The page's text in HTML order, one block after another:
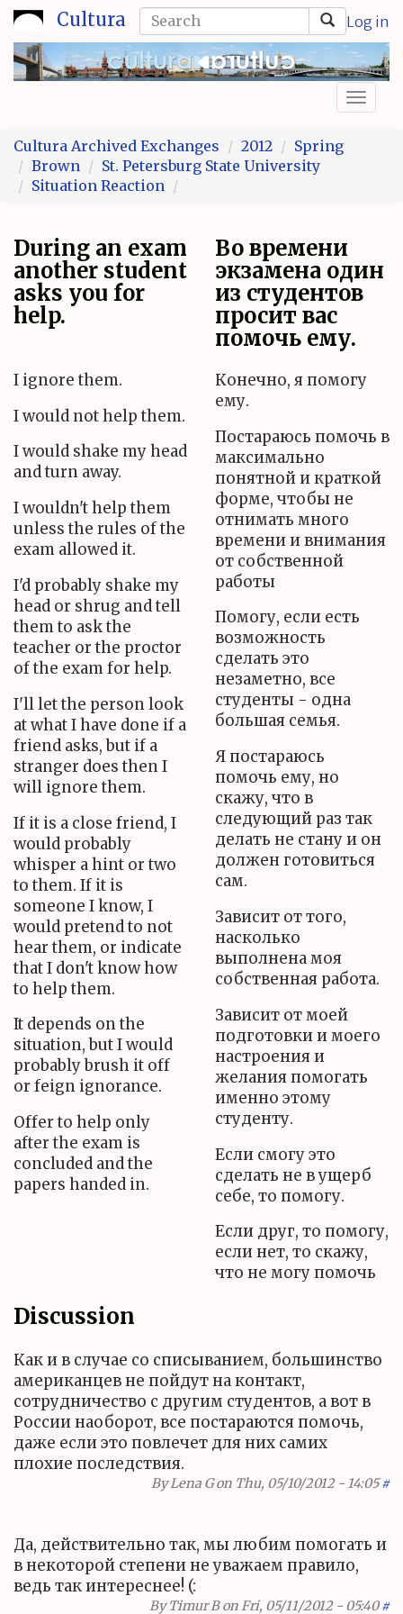
Skip
to
main
content
Cultura Log in
Search
form
Search
Cultura Archived Exchanges
2012
Spring
Brown
St. Petersburg State University
Situation Reaction
During an exam
another student
asks you for
help.
Во времени
экзамена один
из студентов
просит вас
помочь ему.
I ignore them.
I would not help them.
I would shake my head
and turn away.
I wouldn't help them
unless the rules of the
exam allowed it.
I'd probably shake my
head or shrug and tell
them to ask the
teacher or the proctor
of the exam for help.
I'll let the person look
at what I have done if a
friend asks, but if a
stranger does then I
will ignore them.
If it is a close friend, I
would probably
whisper a hint or two
to them. If it is
someone I know, I
would pretend to not
hear them, or indicate
that I don't know how
to help them.
It depends on the
situation, but I would
probably brush it off
or feign ignorance.
Offer to help only
after the exam is
concluded and the
papers handed in.
Конечно, я помогу
ему.
Постараюсь помочь в
максимально
понятной и краткой
форме, чтобы не
отнимать много
времени и внимания
от собственной
работы
Помогу, если есть
возможность
сделать это
незаметно, все
студенты - одна
большая семья.
Я постараюсь
помочь ему, но
скажу, что в
следующий раз так
делать не стану и он
должен готовиться
сам.
Зависит от того,
насколько
выполнена моя
собственная работа.
Зависит от моей
подготовки и моего
настроения и
желания помогать
именно этому
студенту.
Если смогу это
сделать не в ущерб
себе, то помогу.
Если друг, то помогу,
если нет, то скажу,
что не могу помочь
Discussion
Как и в случае со списыванием, большинство
американцев не пойдут на контакт,
сотрудничество с другим студентов, а вот в
России наоборот, все постараются помочь,
даже если это повлечет для них самих
плохие последствия.
ByLena Gon Thu, 05/10/2012 - 14:05 #
Да, действительно так, мы любим помогать и
в некоторой степени не уважаем правило,
ведь так интереснее! (:
ByTimur Bon Fri, 05/11/2012 - 05:40 #